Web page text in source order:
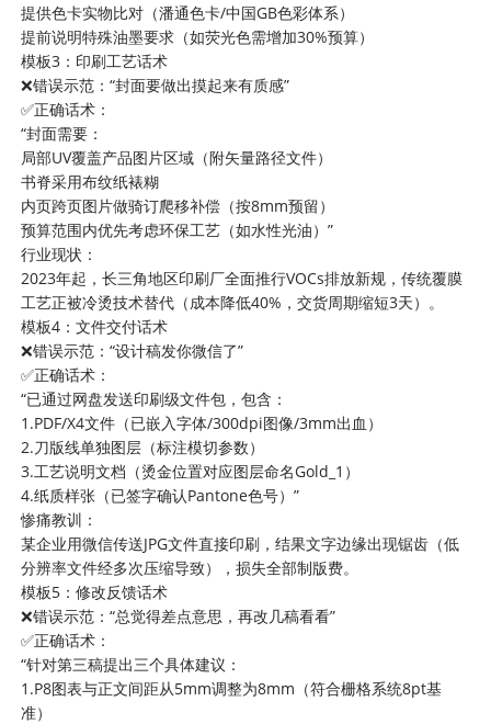
提供色卡实物比对（潘通色卡/中国GB色彩体系）
提前说明特殊油墨要求（如荧光色需增加30%预算）
模板3：印刷工艺话术
❌错误示范：“封面要做出摸起来有质感”
✅正确话术：
“封面需要：
局部UV覆盖产品图片区域（附矢量路径文件）
书脊采用布纹纸裱糊
内页跨页图片做骑订爬移补偿（按8mm预留）
预算范围内优先考虑环保工艺（如水性光油）”
行业现状：
2023年起，长三角地区印刷厂全面推行VOCs排放新规，传统覆膜
工艺正被冷烫技术替代（成本降低40%，交货周期缩短3天）。
模板4：文件交付话术
❌错误示范：“设计稿发你微信了”
✅正确话术：
“已通过网盘发送印刷级文件包，包含：
1.PDF/X4文件（已嵌入字体/300dpi图像/3mm出血）
2.刀版线单独图层（标注模切参数）
3.工艺说明文档（烫金位置对应图层命名Gold_1）
4.纸质样张（已签字确认Pantone色号）”
惨痛教训：
某企业用微信传送JPG文件直接印刷，结果文字边缘出现锯齿（低
分辨率文件经多次压缩导致），损失全部制版费。
模板5：修改反馈话术
❌错误示范：“总觉得差点意思，再改几稿看看”
✅正确话术：
“针对第三稿提出三个具体建议：
1.P8图表与正文间距从5mm调整为8mm（符合栅格系统8pt基
准）